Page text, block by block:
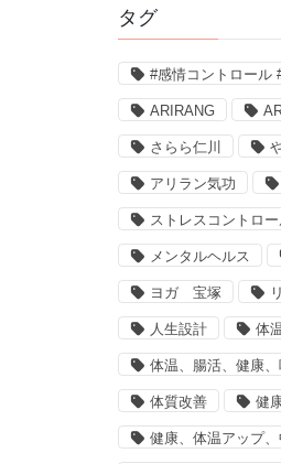
タグ
#感情コントロール
ARIRANG
さらら仁川
アリラン気功
ストレスコントロ
メンタルヘルス
ヨガ 宝塚
人生設計 体
体温、腸活、健康
体質改善 健
健康、体温アップ